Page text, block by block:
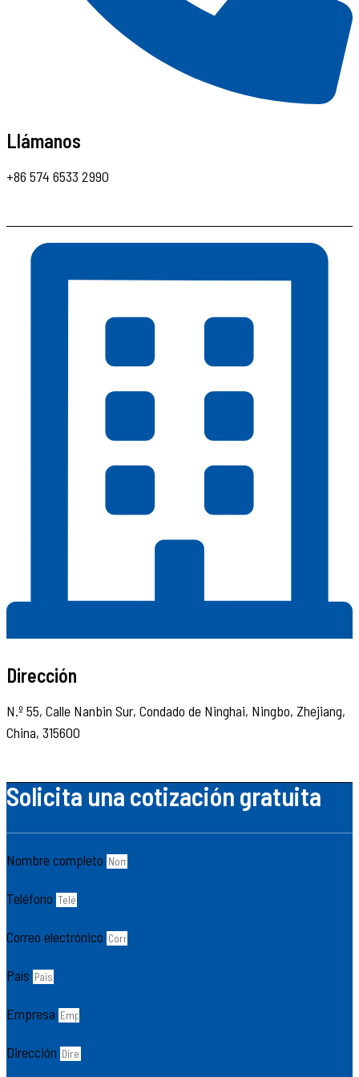
Llámanos
+86 574 6533 2990
Dirección
N.º 55, Calle Nanbin Sur, Condado de Ninghai, Ningbo, Zhejiang,
China, 315600
Solicita una cotización gratuita
Nombre completo
Teléfono
Correo electrónico
País
Empresa
Dirección